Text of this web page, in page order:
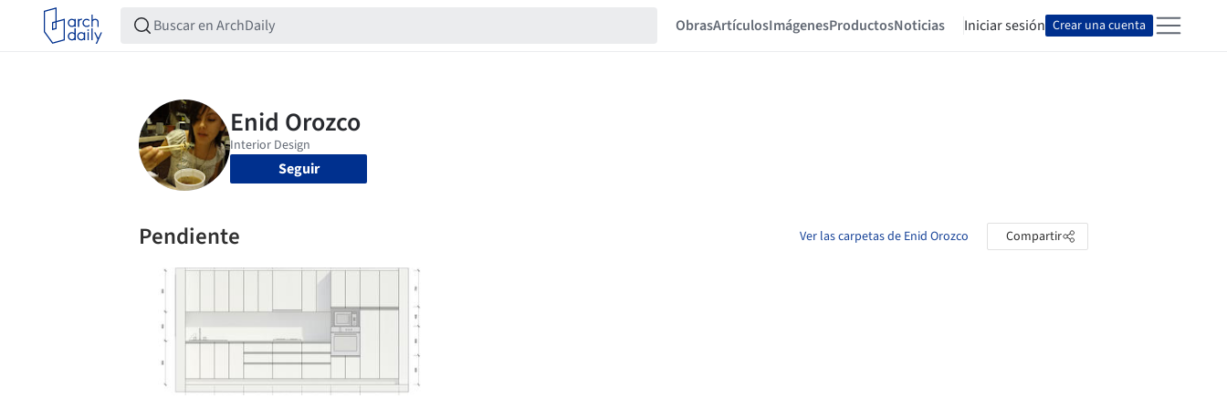
ObrasArtículosImágenesProductosNoticias Iniciar sesión Crear una cuenta
Seguir
Pendiente Ver las carpetas de Enid Orozco Compartir